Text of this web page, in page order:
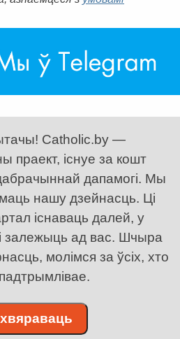
Catholic.by —
праект, існуе за кошт
дапамогі. Мы
нашу дзейнасць. Ці
існаваць далей, у
залежыць ад вас. Шчыра
молімся за ўсіх, хто